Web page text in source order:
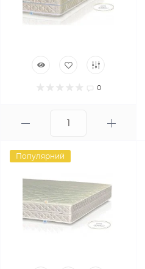
0
Популярний